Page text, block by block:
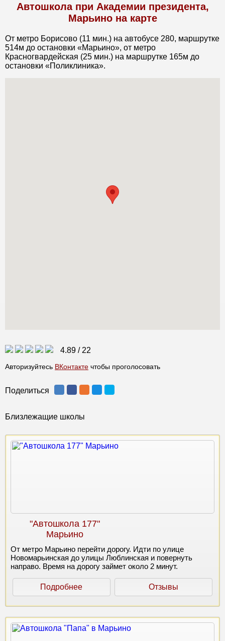
Автошкола при Академии президента,
Марьино на карте
От метро Борисово (11 мин.) на автобусе 280, маршрутке
514м до остановки «Марьино», от метро
Красногвардейская (25 мин.) на маршрутке 165м до
остановки «Поликлиника».
4.89 / 22
Авторизуйтесь ВКонтакте чтобы проголосовать
Поделиться
Близлежащие школы
"Автошкола 177"
Марьино
От метро Марьино перейти дорогу. Идти по улице
Новомарьинская до улицы Люблинская и повернуть
направо. Время на дорогу займет около 2 минут.
Подробнее Отзывы